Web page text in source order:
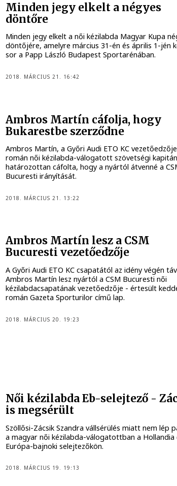
Minden jegy elkelt a négyes
döntőre
Minden jegy elkelt a női kézilabda Magyar Kupa
döntőjére, amelyre március 31-én és április 1-jén
sor a Papp László Budapest Sportarénában.
2018. MÁRCIUS 21. 16:42
Ambros Martín cáfolja, hogy
Bukarestbe szerződne
Ambros Martín, a Győri Audi ETO KC
román női kézilabda-válogatott szövetségi
határozottan cáfolta, hogy a nyártól átvenné a
Bucuresti irányítását.
2018. MÁRCIUS 21. 13:22
Ambros Martín lesz a CSM
Bucuresti vezetőedzője
A Győri Audi ETO KC csapatától az idény végén
Ambros Martín lesz nyártól a CSM Bucuresti női
kézilabdacsapatának vezetőedzője - értesült
román Gazeta Sporturilor című lap.
2018. MÁRCIUS 20. 19:23
Női kézilabda Eb-selejtező -
is megsérült
Szöllősi-Zácsik Szandra vállsérülés miatt nem lép
a magyar női kézilabda-válogatottban a Hollandia
Európa-bajnoki selejtezőkön.
2018. MÁRCIUS 19. 19:13